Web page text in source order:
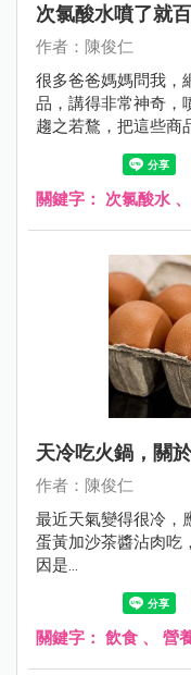
次氯酸水噴了就
作者：陳俊仁
很多爸爸媽媽問我，
品，講得非常神奇，
趨之若鶩，把這些商
關鍵字： 次氯酸水 、
天冷吃火鍋，關
作者：陳俊仁
最近天氣變得很冷，
蛋黃加沙茶醬沾肉吃
因是...
關鍵字： 飲食 、 營